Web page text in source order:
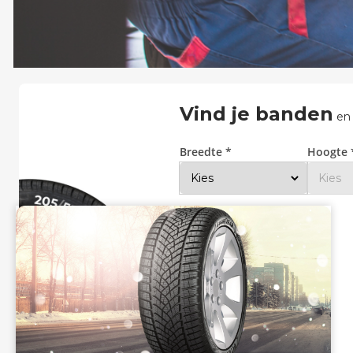
Vind je banden
Breedte * Hoogte